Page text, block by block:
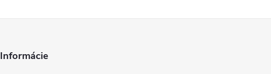
Informácie